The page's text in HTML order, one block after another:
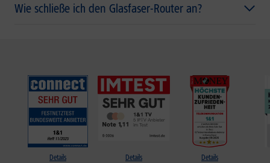
Wie schließe ich den Glasfaser-Router an?
Details Details Details